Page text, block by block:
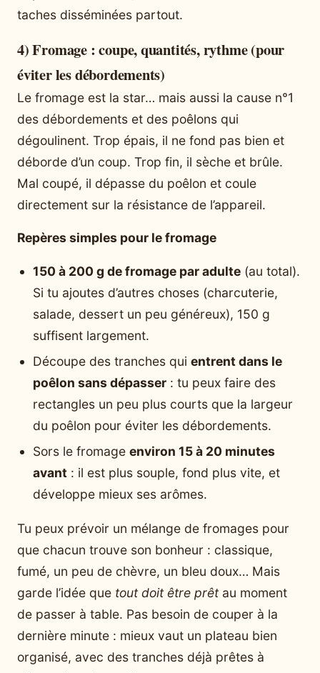
taches disséminées partout.
4) Fromage : coupe, quantités, rythme (pour
éviter les débordements)
Le fromage est la star… mais aussi la cause n°1
des débordements et des poêlons qui
dégoulinent. Trop épais, il ne fond pas bien et
déborde d’un coup. Trop fin, il sèche et brûle.
Mal coupé, il dépasse du poêlon et coule
directement sur la résistance de l’appareil.
Repères simples pour le fromage
150 à 200 g de fromage par adulte (au total).
Si tu ajoutes d’autres choses (charcuterie,
salade, dessert un peu généreux), 150 g
suffisent largement.
Découpe des tranches qui entrent dans le
poêlon sans dépasser : tu peux faire des
rectangles un peu plus courts que la largeur
du poêlon pour éviter les débordements.
Sors le fromage environ 15 à 20 minutes
avant : il est plus souple, fond plus vite, et
développe mieux ses arômes.
Tu peux prévoir un mélange de fromages pour
que chacun trouve son bonheur : classique,
fumé, un peu de chèvre, un bleu doux… Mais
garde l’idée que tout doit être prêtau moment
de passer à table. Pas besoin de couper à la
dernière minute : mieux vaut un plateau bien
organisé, avec des tranches déjà prêtes à